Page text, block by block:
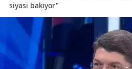
siyasi bakıyor"